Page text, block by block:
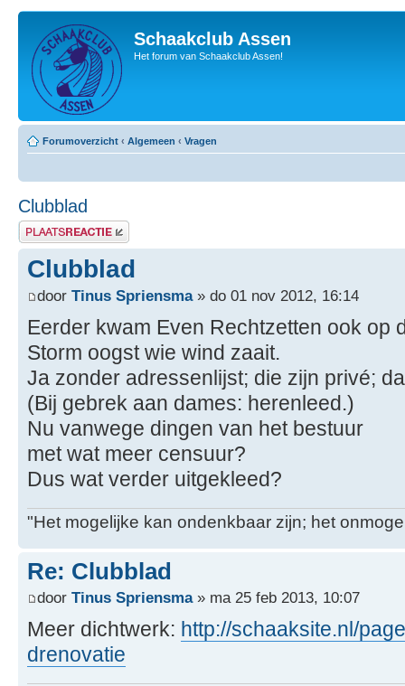
Schaakclub Assen
Het forum van Schaakclub Assen!
Forumoverzicht ‹ Algemeen ‹ Vragen
Clubblad
Plaats een reactie
Clubblad
door Tinus Spriensma» do 01 nov 2012, 16:14
Eerder kwam Even Rechtzetten ook op
Storm oogst wie wind zaait.
Ja zonder adressenlijst; die zijn privé;
(Bij gebrek aan dames: herenleed.)
Nu vanwege dingen van het bestuur
met wat meer censuur?
Dus wat verder uitgekleed?
"Het mogelijke kan ondenkbaar zijn; het
Re: Clubblad
door Tinus Spriensma» ma 25 feb 2013, 10:07
Meer dichtwerk: http://schaaksite.nl/
drenovatie